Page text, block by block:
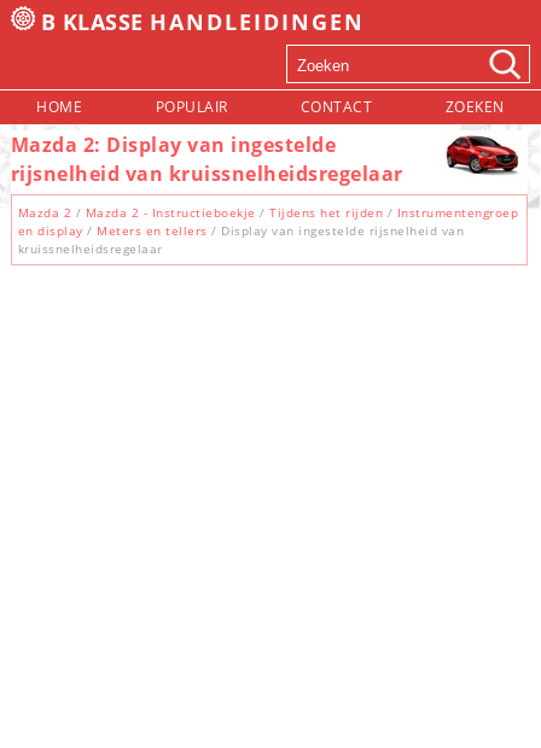
B KLASSE HANDLEIDINGEN
HOME POPULAIR CONTACT ZOEKEN
Mazda 2: Display van ingestelde
rijsnelheid van kruissnelheidsregelaar
Mazda 2 / Mazda 2 - Instructieboekje /Tijdens het rijden / Instrumentengroep
en display / Meters en tellers / Display van ingestelde rijsnelheid van
kruissnelheidsregelaar